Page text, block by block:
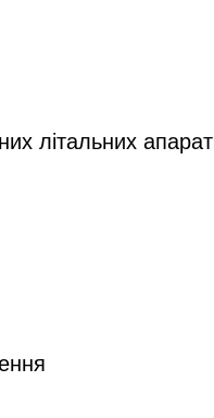
літальних